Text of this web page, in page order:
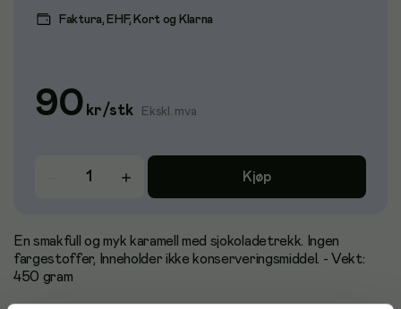
Faktura, EHF, Kort og Klarna
90 kr/stk Ekskl. mva
Kjøp
En smakfull og myk karamell med sjokoladetrekk. Ingen
fargestoffer, Inneholder ikke konserveringsmiddel. - Vekt:
450 gram